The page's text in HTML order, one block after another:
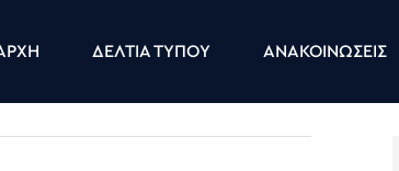
ΔΕΛΤΙΑ ΤΥΠΟΥ ΑΝΑΚΟΙΝΩΣΕΙΣ